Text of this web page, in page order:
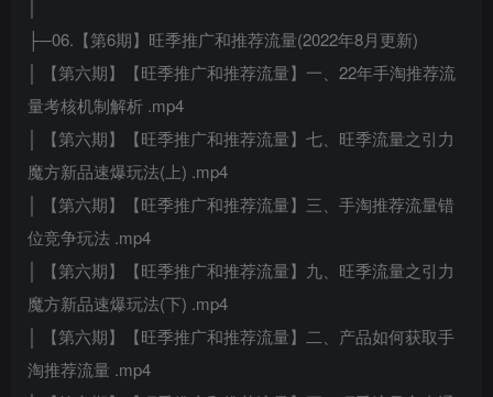
├─06.【第6期】旺季推广和推荐流量(2022年8月更新)
│ 【第六期】【旺季推广和推荐流量】一、22年手淘推荐流
量考核机制解析 .mp4
│ 【第六期】【旺季推广和推荐流量】七、旺季流量之引力
魔方新品速爆玩法(上) .mp4
│ 【第六期】【旺季推广和推荐流量】三、手淘推荐流量错
位竞争玩法 .mp4
│ 【第六期】【旺季推广和推荐流量】九、旺季流量之引力
魔方新品速爆玩法(下) .mp4
│ 【第六期】【旺季推广和推荐流量】二、产品如何获取手
淘推荐流量 .mp4